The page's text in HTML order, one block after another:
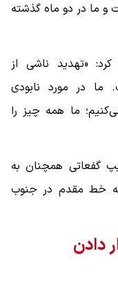
و ما در دو ماه گذشته
«تهدید ناشی از
در مورد نابودی
ما همه چیز را
گفعاتی همچنان به
خط مقدم در جنوب
دادن